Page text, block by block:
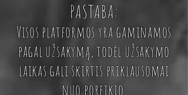
PASTABA:
Visos platformos yra gaminamos
pagal užsakymą, todėl užsakymo
laikas gali skirtis priklausomai
nuo poreikio.